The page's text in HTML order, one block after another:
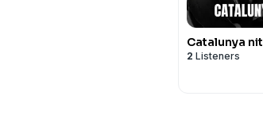
Catalunya nit
2 Listeners